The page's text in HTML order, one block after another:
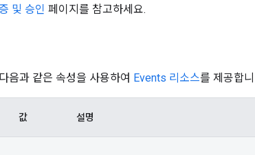
및 승인 페이지를 참고하세요.
음과 같은 속성을 사용하여 Events 리소스를 제공합
값 설명